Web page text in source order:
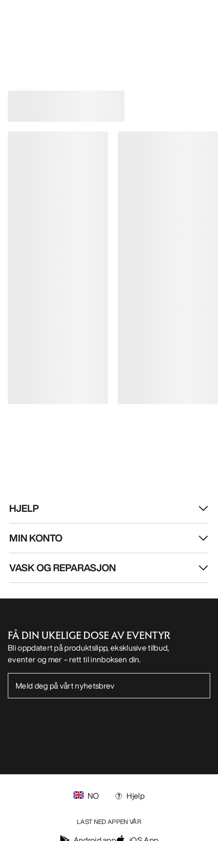
HJELP
MIN KONTO
VASK OG REPARASJON
FÅ DIN UKELIGE DOSE AV EVENTYR
Bli oppdatert på produktslipp, eksklusive tilbud,
eventer og mer – rett til innboksen din.
NO Hjelp
LAST NED APPEN VÅR